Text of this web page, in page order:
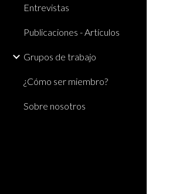
Entrevistas
Publicaciones - Artículos
Grupos de trabajo
¿Cómo ser miembro?
Sobre nosotros